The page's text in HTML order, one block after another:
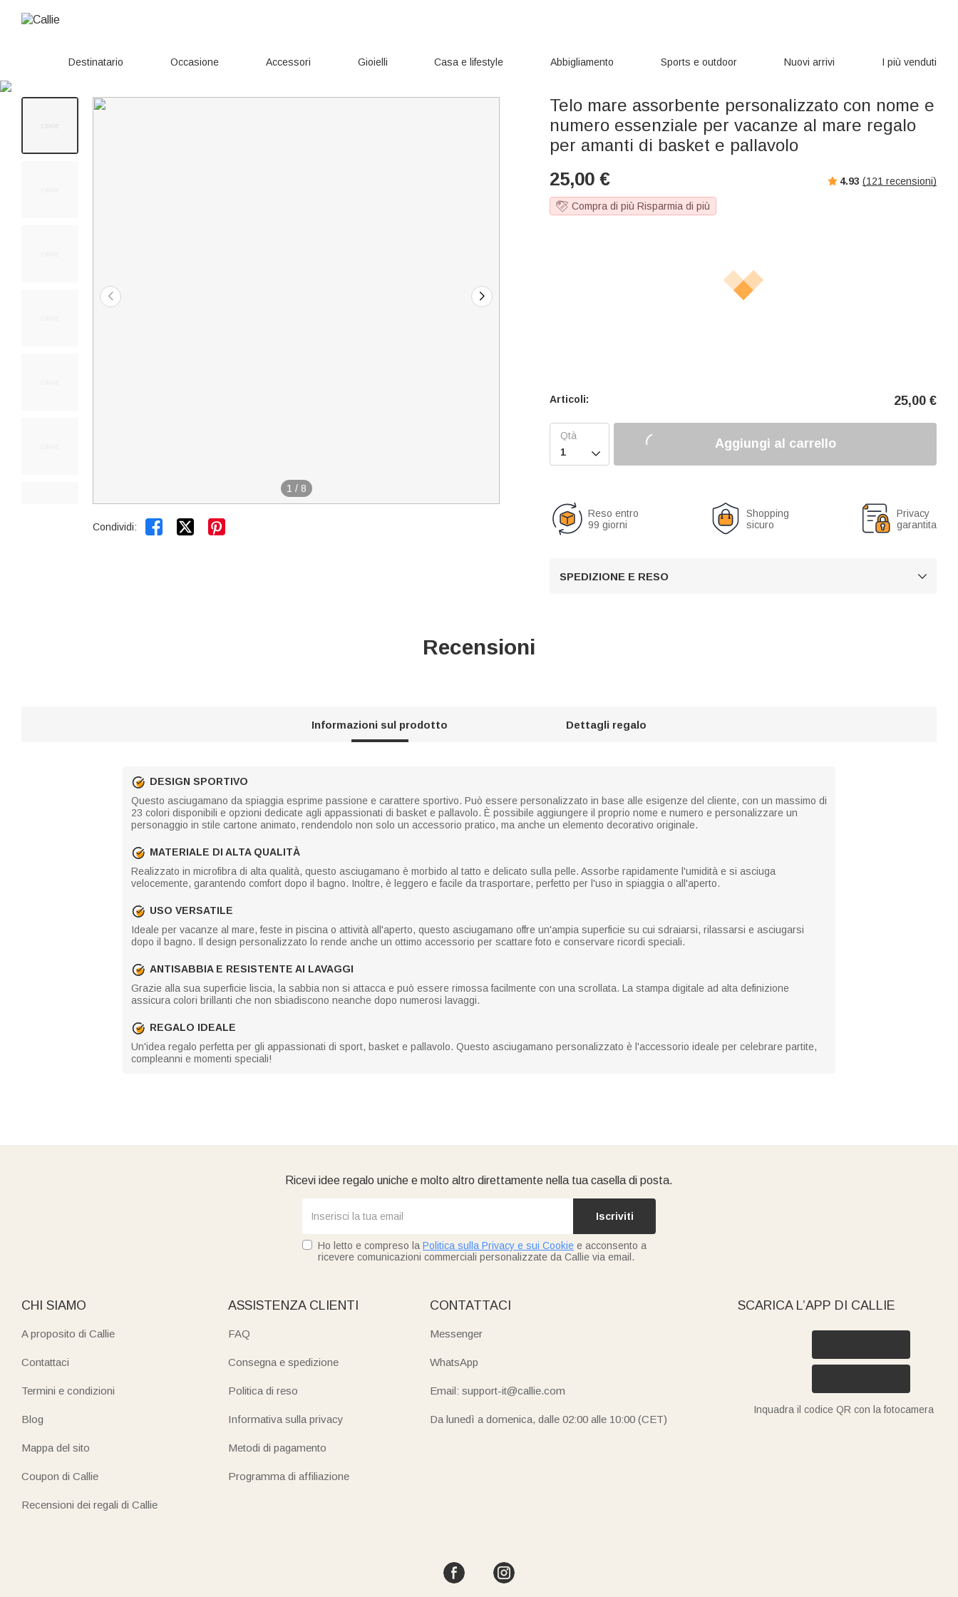
Destinatario Occasione Accessori Gioielli Casa e lifestyle Abbigliamento Sports e outdoor Nuovi arrivi I più venduti
1 / 8
Condividi:  
Telo mare assorbente personalizzato con nome e
numero essenziale per vacanze al mare regalo
per amanti di basket e pallavolo
25,00 € 4.93 (121 recensioni)
Compra di più Risparmia di più
Articoli: 25,00 €

Aggiungi al carrello
Reso entro
99 giorni
Shopping
sicuro
Privacy
garantita
SPEDIZIONE E RESO 
Recensioni
Informazioni sul prodotto Dettagli regalo
DESIGN SPORTIVO
Questo asciugamano da spiaggia esprime passione e carattere sportivo. Può essere personalizzato in base alle esigenze del cliente, con un massimo di
23 colori disponibili e opzioni dedicate agli appassionati di basket e pallavolo. È possibile aggiungere il proprio nome e numero e personalizzare un
personaggio in stile cartone animato, rendendolo non solo un accessorio pratico, ma anche un elemento decorativo originale.
MATERIALE DI ALTA QUALITÀ
Realizzato in microfibra di alta qualità, questo asciugamano è morbido al tatto e delicato sulla pelle. Assorbe rapidamente l'umidità e si asciuga
velocemente, garantendo comfort dopo il bagno. Inoltre, è leggero e facile da trasportare, perfetto per l'uso in spiaggia o all'aperto.
USO VERSATILE
Ideale per vacanze al mare, feste in piscina o attività all'aperto, questo asciugamano offre un'ampia superficie su cui sdraiarsi, rilassarsi e asciugarsi
dopo il bagno. Il design personalizzato lo rende anche un ottimo accessorio per scattare foto e conservare ricordi speciali.
ANTISABBIA E RESISTENTE AI LAVAGGI
Grazie alla sua superficie liscia, la sabbia non si attacca e può essere rimossa facilmente con una scrollata. La stampa digitale ad alta definizione
assicura colori brillanti che non sbiadiscono neanche dopo numerosi lavaggi.
REGALO IDEALE
Un'idea regalo perfetta per gli appassionati di sport, basket e pallavolo. Questo asciugamano personalizzato è l'accessorio ideale per celebrare partite,
compleanni e momenti speciali!
Ricevi idee regalo uniche e molto altro direttamente nella tua casella di posta.
Iscriviti
Ho letto e compreso la Politica sulla Privacy e sui Cookie e acconsento a
ricevere comunicazioni commerciali personalizzate da Callie via email.
CHI SIAMO
A proposito di Callie
Contattaci
Termini e condizioni
Blog
Mappa del sito
Coupon di Callie
Recensioni dei regali di Callie
ASSISTENZA CLIENTI
FAQ
Consegna e spedizione
Politica di reso
Informativa sulla privacy
Metodi di pagamento
Programma di affiliazione
CONTATTACI
Messenger
WhatsApp
Email: support-it@callie.com
Da lunedì a domenica, dalle 02:00 alle 10:00 (CET)
SCARICA L’APP DI CALLIE
Inquadra il codice QR con la fotocamera